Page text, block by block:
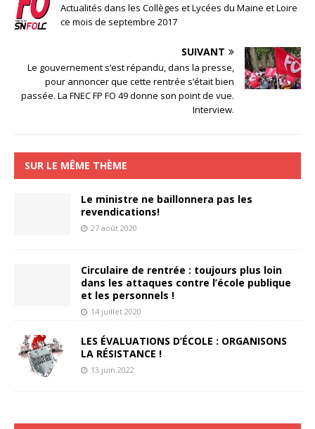
Actualités dans les Collèges et Lycées du Maine et Loire
ce mois de septembre 2017
SUIVANT
Le gouvernement s’est répandu, dans la presse,
pour annoncer que cette rentrée s’était bien
passée. La FNEC FP FO 49 donne son point de vue.
Interview.
SUR LE MÊME THÈME
Le ministre ne baillonnera pas les
revendications!
27 août 2020
Circulaire de rentrée : toujours plus loin
dans les attaques contre l’école publique
et les personnels !
14 juillet 2020
LES ÉVALUATIONS D’ÉCOLE : ORGANISONS
LA RÉSISTANCE !
13 juin 2022